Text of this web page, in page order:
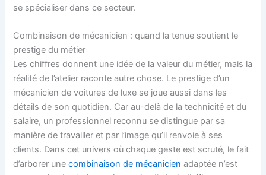
se spécialiser dans ce secteur.
Combinaison de mécanicien : quand la tenue soutient le
prestige du métier
Les chiffres donnent une idée de la valeur du métier, mais la
réalité de l’atelier raconte autre chose. Le prestige d’un
mécanicien de voitures de luxe se joue aussi dans les
détails de son quotidien. Car au-delà de la technicité et du
salaire, un professionnel reconnu se distingue par sa
manière de travailler et par l’image qu’il renvoie à ses
clients. Dans cet univers où chaque geste est scruté, le fait
d’arborer unecombinaison de mécanicien adaptée n’est